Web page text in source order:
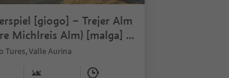
[giogo] – Trejer Alm
Michlreis Alm) [malga] –
Höfe [masi] – Campo
Tures, Valle Aurina